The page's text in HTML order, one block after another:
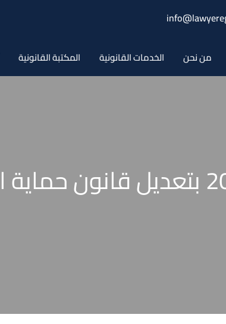
من نحن الخدمات القانونية المكتبة القانونية